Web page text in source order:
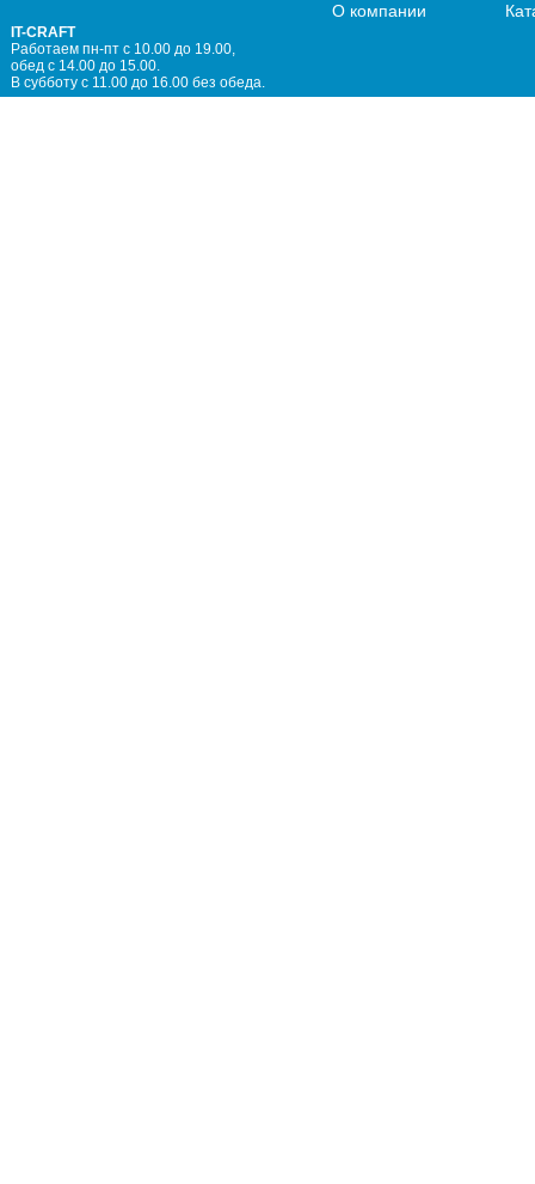
IT-CRAFT
Работаем пн-пт с 10.00 до 19.00,
обед с 14.00 до 15.00.
В субботу с 11.00 до 16.00 без обеда.
О компании